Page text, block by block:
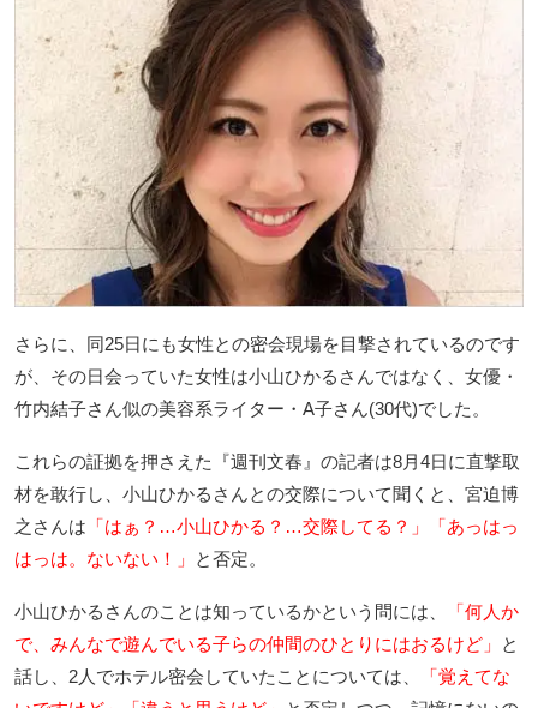
さらに、同25日にも女性との密会現場を目撃されているのです
が、その日会っていた女性は小山ひかるさんではなく、女優・
竹内結子さん似の美容系ライター・A子さん(30代)でした。
これらの証拠を押さえた『週刊文春』の記者は8月4日に直撃取
材を敢行し、小山ひかるさんとの交際について聞くと、宮迫博
之さんは 「はぁ？…小山ひかる？…交際してる？」「あっはっ
はっは。ないない！」
と否定。
小山ひかるさんのことは知っているかという問には、
「何人か
で、みんなで遊んでいる子らの仲間のひとりにはおるけど」
と
話し、2人でホテル密会していたことについては、
「覚えてな